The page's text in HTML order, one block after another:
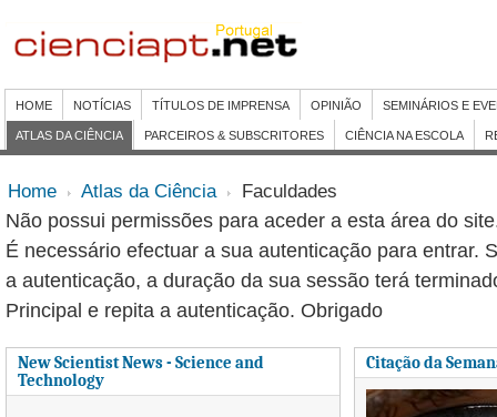
HOME NOTÍCIAS TÍTULOS DE IMPRENSA OPINIÃO SEMINÁRIOS E
ATLAS DA CIÊNCIA PARCEIROS & SUBSCRITORES CIÊNCIA NA ESCOLA
Home Atlas da Ciência Faculdades
Não possui permissões para aceder a esta área do
É necessário efectuar a sua autenticação para entrar.
a autenticação, a duração da sua sessão terá
Principal e repita a autenticação. Obrigado
New Scientist News - Science and
Technology
Citação da